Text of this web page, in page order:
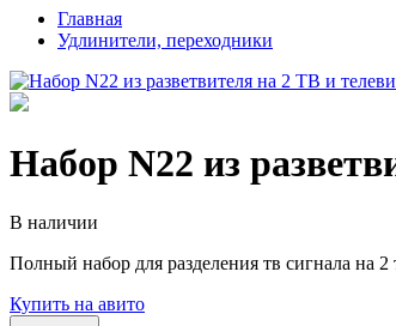
Главная
Удлинители, переходники
Набор N22 из
В наличии
Полный набор для разделения тв сигнала на
Купить на авито